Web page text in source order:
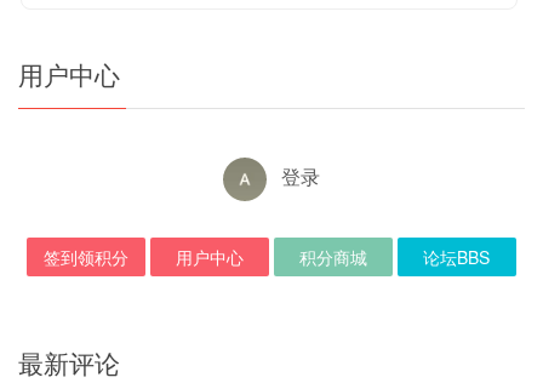
用户中心
登录
签到领积分 用户中心 积分商城 论坛BBS
最新评论